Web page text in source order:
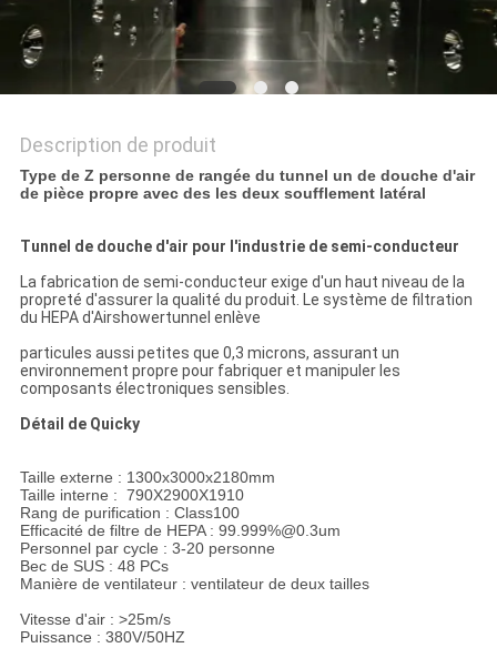
POLITIQUE
DE
CONFIDENTIALITÉ
Description de produit
Type de Z personne de rangée du tunnel un de douche d'air
de pièce propre avec des les deux soufflement latéral
Tunnel de douche d'air pour l'industrie de semi-conducteur
La fabrication de semi-conducteur exige d'un haut niveau de la
propreté d'assurer la qualité du produit. Le système de filtration
du HEPA d'Airshowertunnel enlève
particules aussi petites que 0,3 microns, assurant un
environnement propre pour fabriquer et manipuler les
composants électroniques sensibles.
Détail de Quicky
Taille externe : 1300x3000x2180mm
Taille interne : 790X2900X1910
Rang de purification : Class100
Efficacité de filtre de HEPA : 99.999%@0.3um
Personnel par cycle : 3-20 personne
Bec de SUS : 48 PCs
Manière de ventilateur : ventilateur de deux tailles
Vitesse d'air : >25m/s
Puissance : 380V/50HZ